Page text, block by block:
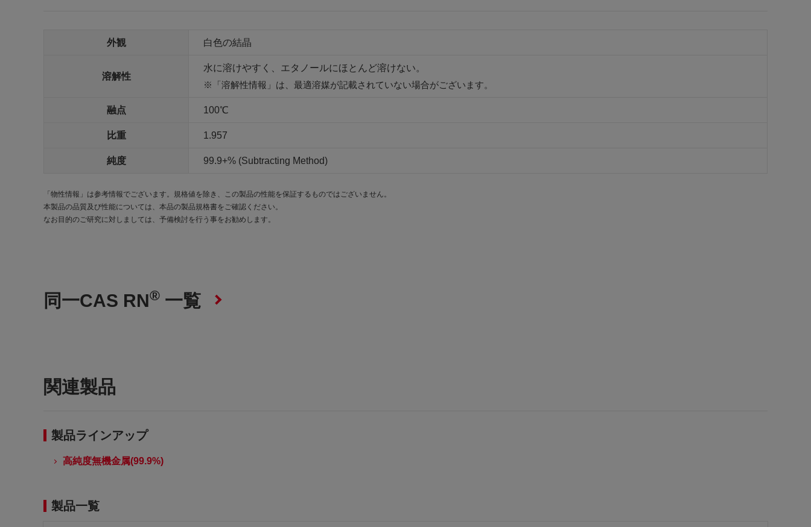
外観 白色の結晶
溶解性
水に溶けやすく、エタノールにほとんど溶けない。
「溶解性情報」は、最適溶媒が記載されていない場合がございます。
融点 100℃
比重 1.957
純度 99.9+% (Subtracting Method)
「物性情報」は参考情報でございます。規格値を除き、この製品の性能を保証するものではございません。
本製品の品質及び性能については、本品の製品規格書をご確認ください。
なお目的のご研究に対しましては、予備検討を行う事をお勧めします。
同一CAS RN® 一覧
関連製品
製品ラインアップ
高純度無機金属(99.9%)
製品一覧